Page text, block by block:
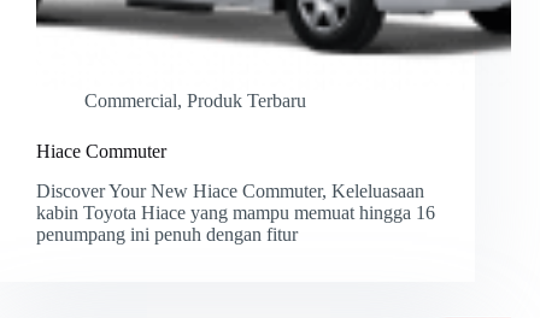
Commercial, Produk Terbaru
Hiace Commuter
Discover Your New Hiace Commuter, Keleluasaan
kabin Toyota Hiace yang mampu memuat hingga 16
penumpang ini penuh dengan fitur